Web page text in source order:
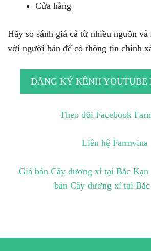
Cửa hàng
Hãy so sánh giá cả từ nhiều nguồn
với người bán để có thông tin chính
ĐĂNG KÝ KÊNH YOUTUBE
Theo dõi Facebook
Liên hệ Farmvina
Giá bán Cây dương xỉ tại Bắc Kạn
bán Cây dương xỉ tại